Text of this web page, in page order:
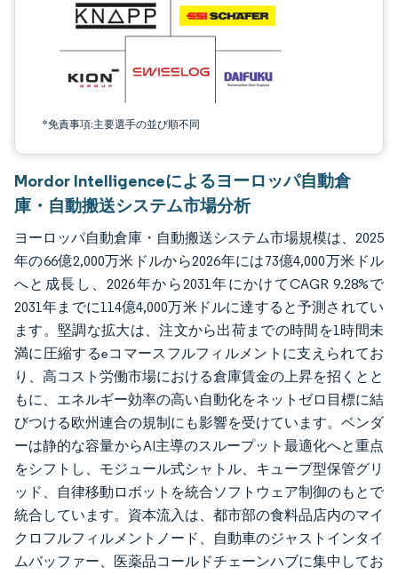
*免責事項:主要選手の並び順不同
Mordor Intelligenceによるヨーロッパ自動倉
庫・自動搬送システム市場分析
ヨーロッパ自動倉庫・自動搬送システム市場規模は、2025
年の66億2,000万米ドルから2026年には73億4,000万米ドル
へと成長し、2026年から2031年にかけてCAGR 9.28%で
2031年までに114億4,000万米ドルに達すると予測されてい
ます。堅調な拡大は、注文から出荷までの時間を1時間未
満に圧縮するeコマースフルフィルメントに支えられてお
り、高コスト労働市場における倉庫賃金の上昇を招くとと
もに、エネルギー効率の高い自動化をネットゼロ目標に結
びつける欧州連合の規制にも影響を受けています。ベンダ
ーは静的な容量からAI主導のスループット最適化へと重点
をシフトし、モジュール式シャトル、キューブ型保管グリ
ッド、自律移動ロボットを統合ソフトウェア制御のもとで
統合しています。資本流入は、都市部の食料品店内のマイ
クロフルフィルメントノード、自動車のジャストインタイ
ムバッファー、医薬品コールドチェーンハブに集中してお